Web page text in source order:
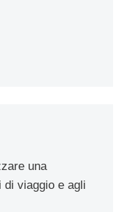
una
viaggio e agli